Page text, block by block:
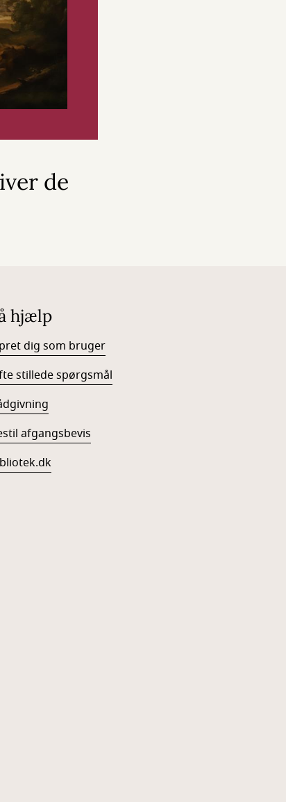
de
hjælp
dig som bruger
stillede spørgsmål
afgangsbevis